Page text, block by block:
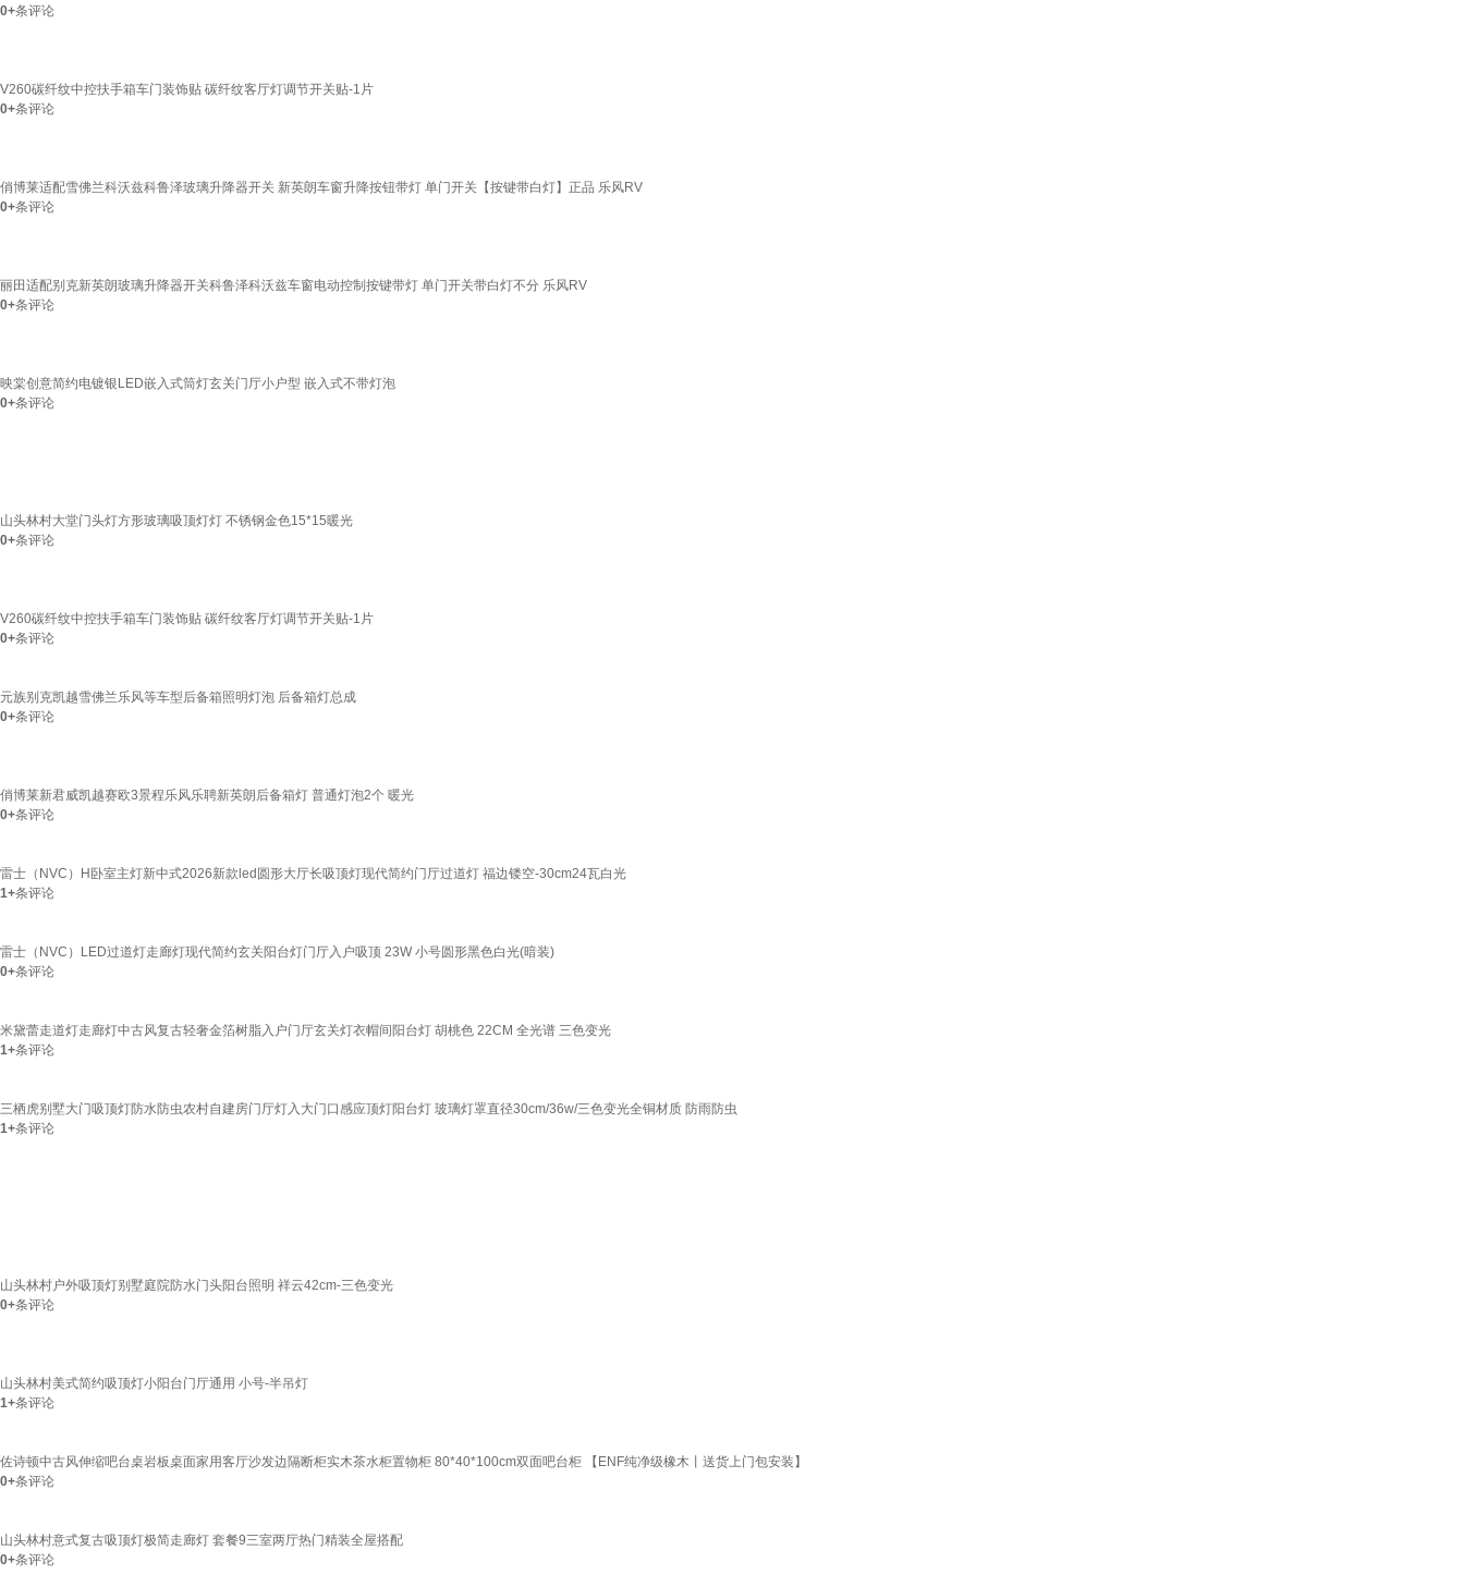
0+条评论
V260碳纤纹中控扶手箱车门装饰贴 碳纤纹客厅灯调节开关贴-1片
0+条评论
俏博莱适配雪佛兰科沃兹科鲁泽玻璃升降器开关 新英朗车窗升降按钮带灯 单门开关【按键带白灯】正品 乐风RV
0+条评论
丽田适配别克新英朗玻璃升降器开关科鲁泽科沃兹车窗电动控制按键带灯 单门开关带白灯不分 乐风RV
0+条评论
映棠创意简约电镀银LED嵌入式筒灯玄关门厅小户型 嵌入式不带灯泡
0+条评论
山头林村大堂门头灯方形玻璃吸顶灯灯 不锈钢金色15*15暖光
0+条评论
V260碳纤纹中控扶手箱车门装饰贴 碳纤纹客厅灯调节开关贴-1片
0+条评论
元族别克凯越雪佛兰乐风等车型后备箱照明灯泡 后备箱灯总成
0+条评论
俏博莱新君威凯越赛欧3景程乐风乐聘新英朗后备箱灯 普通灯泡2个 暖光
0+条评论
雷士（NVC）H卧室主灯新中式2026新款led圆形大厅长吸顶灯现代简约门厅过道灯 福边镂空-30cm24瓦白光
1+条评论
雷士（NVC）LED过道灯走廊灯现代简约玄关阳台灯门厅入户吸顶 23W 小号圆形黑色白光(暗装)
0+条评论
米黛蕾走道灯走廊灯中古风复古轻奢金箔树脂入户门厅玄关灯衣帽间阳台灯 胡桃色 22CM 全光谱 三色变光
1+条评论
三栖虎别墅大门吸顶灯防水防虫农村自建房门厅灯入大门口感应顶灯阳台灯 玻璃灯罩直径30cm/36w/三色变光全铜材质 防雨防虫
1+条评论
山头林村户外吸顶灯别墅庭院防水门头阳台照明 祥云42cm-三色变光
0+条评论
山头林村美式简约吸顶灯小阳台门厅通用 小号-半吊灯
1+条评论
佐诗顿中古风伸缩吧台桌岩板桌面家用客厅沙发边隔断柜实木茶水柜置物柜 80*40*100cm双面吧台柜 【ENF纯净级橡木丨送货上门包安装】
0+条评论
山头林村意式复古吸顶灯极简走廊灯 套餐9三室两厅热门精装全屋搭配
0+条评论